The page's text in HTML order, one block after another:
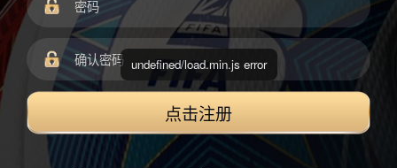
点击注册
undefined/load.min.js error